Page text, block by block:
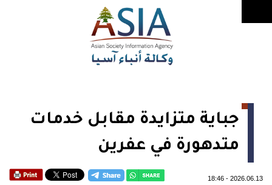
جباية متزايدة مقابل خدمات
متدهورة في عفرين
2026.06.13
-
18:46